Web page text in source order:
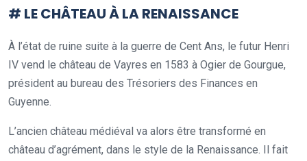
# LE CHÂTEAU À LA RENAISSANCE
À l’état de ruine suite à la guerre de Cent Ans, le futur Henri
IV vend le château de Vayres en 1583 à Ogier de Gourgue,
président au bureau des Trésoriers des Finances en
Guyenne.
L’ancien château médiéval va alors être transformé en
château d’agrément, dans le style de la Renaissance. Il fait